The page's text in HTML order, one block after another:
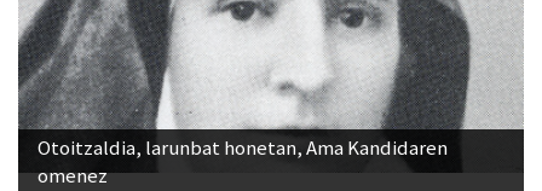
Otoitzaldia, larunbat honetan, Ama Kandidaren
omenez